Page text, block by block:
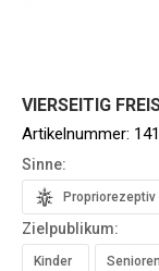
VIERSEITIG
Artikelnummer:
Sinne:
Propriorezeptiv
Zielpublikum:
Kinder Senioren